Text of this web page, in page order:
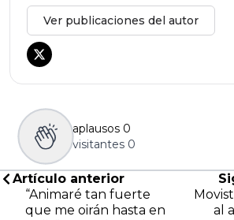
Ver publicaciones del autor
aplausos 0
visitantes 0
Artículo anterior
“Animaré tan fuerte
que me oirán hasta en
al